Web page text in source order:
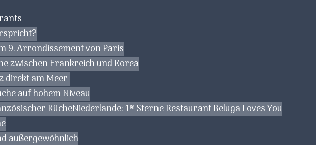
9. Arrondissement von Paris
zwischen Frankreich und Korea
direkt am Meer
auf hohem Niveau
KücheNiederlande: 1* Sterne Restaurant Beluga Loves You
außergewöhnlich